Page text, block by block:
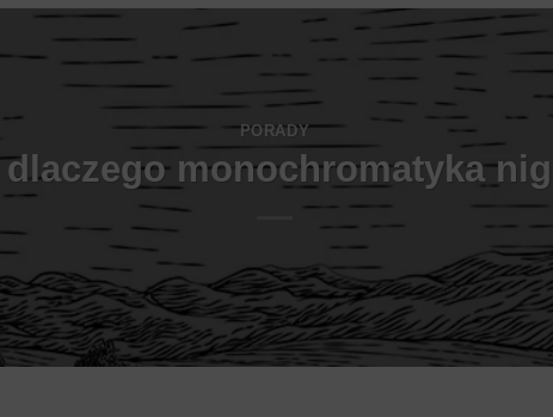
PORADY
dlaczego monochromatyka